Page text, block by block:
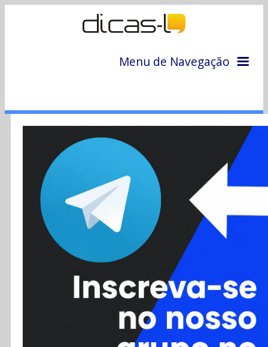
Menu de Navegação
Colunas
Colaboradores
Cursos
Enviar Dica